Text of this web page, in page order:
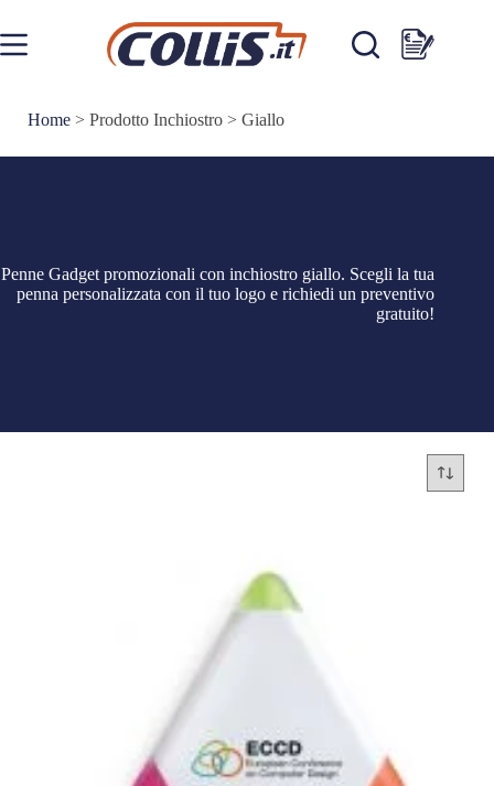
contenuto
Carrello
Home > Prodotto Inchiostro > Giallo
Penne Gadget promozionali con inchiostro giallo. Scegli la tua
penna personalizzata con il tuo logo e richiedi un preventivo
gratuito!